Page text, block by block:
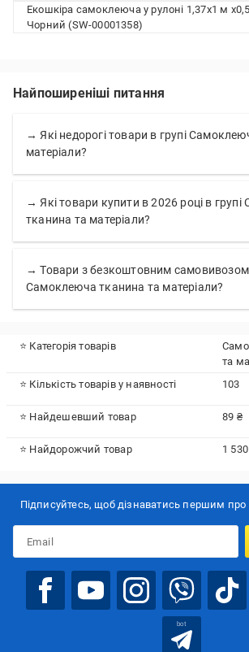
Екошкіра самоклеюча у рулоні 1,37х1 м
Чорний (SW-00001358)
Найпоширеніші питання
→ Які недорогі товари в групі
матеріали?
→ Які товари купити в 2026 році в
тканина та матеріали?
→ Товари з безкоштовним самовивозом
Самоклеюча тканина та матеріали?
⭐ Категорія товарів
та
⭐ Кількість товарів у наявності
103
⭐ Найдешевший товар 89 ₴
⭐ Найдорожчий товар 1
Підписуйтесь, щоб дізнаватись першим про
bot